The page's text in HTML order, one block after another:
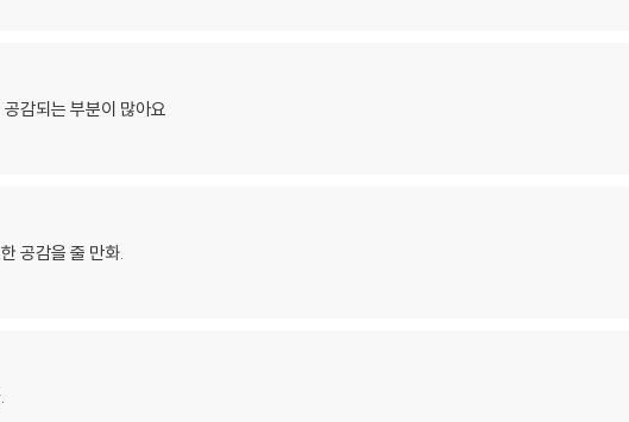
감되는 부분이 많아요
공감을 줄 만화.